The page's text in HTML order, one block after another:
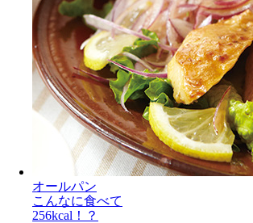
オールパン
こんなに食べて
256kcal！？